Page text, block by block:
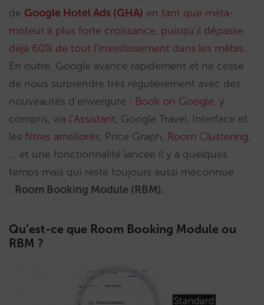
de Google Hotel Ads (GHA) en tant que méta-
moteur à plus forte croissance, puisqu’il dépasse
déjà 60% de tout l’investissement dans les métas.
En outre, Google avance rapidement et ne cesse
de nous surprendre très régulièrement avec des
nouveautés d’envergure : Book on Google, y
compris, via l’Assistant, Google Travel, Interface et
les filtres améliorés, Price Graph, Room Clustering,
… et une fonctionnalité lancée il y a quelques
temps mais qui reste toujours aussi méconnue
: Room Booking Module (RBM).
Qu’est-ce que Room Booking Module ou
RBM ?